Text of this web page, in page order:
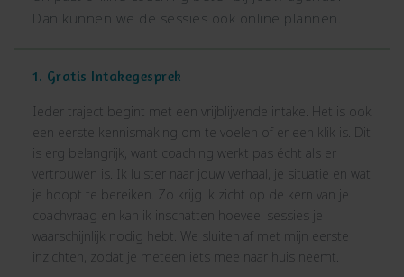
Dan kunnen we de sessies ook online plannen.
1. Gratis Intakegesprek
Ieder traject begint met een vrijblijvende intake. Het is ook
een eerste kennismaking om te voelen of er een klik is. Dit
is erg belangrijk, want coaching werkt pas écht als er
vertrouwen is. Ik luister naar jouw verhaal, je situatie en wat
je hoopt te bereiken. Zo krijg ik zicht op de kern van je
coachvraag en kan ik inschatten hoeveel sessies je
waarschijnlijk nodig hebt. We sluiten af met mijn eerste
inzichten, zodat je meteen iets mee naar huis neemt.